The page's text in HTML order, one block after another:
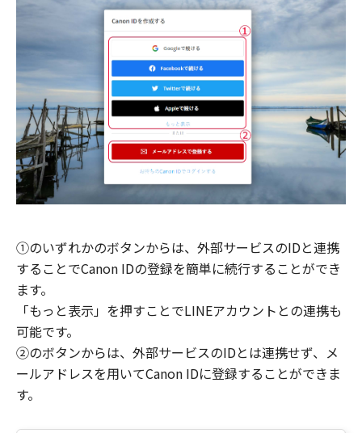
①のいずれかのボタンからは、外部サービスのIDと連携
することでCanon IDの登録を簡単に続行することができ
ます。
「もっと表示」を押すことでLINEアカウントとの連携も
可能です。
②のボタンからは、外部サービスのIDとは連携せず、メ
ールアドレスを用いてCanon IDに登録することができま
す。